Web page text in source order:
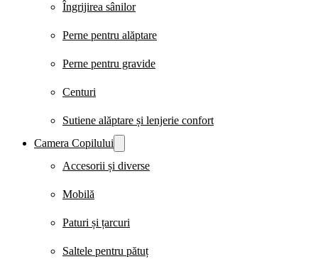
Îngrijirea sânilor
Perne pentru alăptare
Perne pentru gravide
Centuri
Sutiene alăptare și lenjerie confort
Camera Copilului
Accesorii și diverse
Mobilă
Paturi și țarcuri
Saltele pentru pătuț